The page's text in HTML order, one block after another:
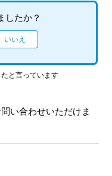
ルド】Steam／Epic
ですか
ルド】取扱説明書
ールド】プレイ動画や
等で公開してもいいで
ルド】ゲームが難し
したか？
と言っています
い合わせいただけま